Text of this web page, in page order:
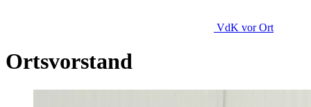
VdK vor Ort
Ortsvorstand